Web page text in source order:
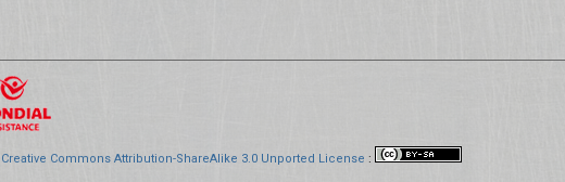
Creative Commons Attribution-ShareAlike 3.0 Unported License :